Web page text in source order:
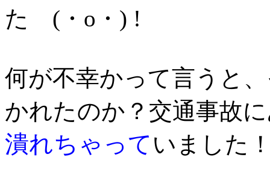
た (・o・) !
何が不幸かって言うと
かれたのか？交通事故
潰れちゃって いました